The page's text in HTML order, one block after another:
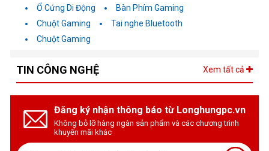
Ổ Cứng Di Động
Bàn Phím Gaming
Chuột Gaming
Tai nghe Bluetooth
Chuột Gaming
TIN CÔNG NGHỆ Xem tất cả
Đăng ký nhận thông báo từ Longhungpc.vn
Không bỏ lỡ hàng ngàn sản phẩm và các chương trình
khuyến mãi khác